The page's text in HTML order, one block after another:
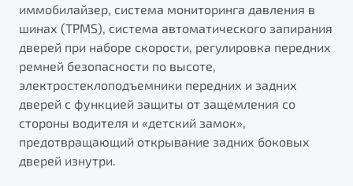
иммобилайзер, система мониторинга давления в
шинах (TPMS), система автоматического запирания
дверей при наборе скорости, регулировка передних
ремней безопасности по высоте,
электростеклоподъемники передних и задних
дверей с функцией защиты от защемления со
стороны водителя и «детский замок»,
предотвращающий открывание задних боковых
дверей изнутри.